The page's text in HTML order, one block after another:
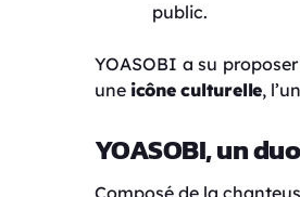
public.
YOASOBI a su
une icône culturelle,
YOASOBI, un